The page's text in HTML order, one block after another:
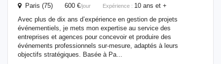
Paris (75) 600 €/jour Expérience : 10 ans et +
Avec plus de dix ans d’expérience en gestion de projets
événementiels, je mets mon expertise au service des
entreprises et agences pour concevoir et produire des
événements professionnels sur-mesure, adaptés à leurs
objectifs stratégiques. Basée à Pa...